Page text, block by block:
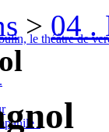
le théâtre de
.
>04 .